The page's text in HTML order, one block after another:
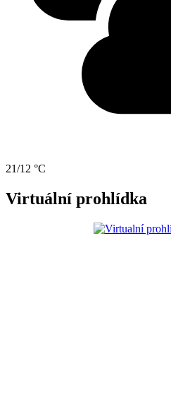
21/12 °C
Virtuální prohlídka